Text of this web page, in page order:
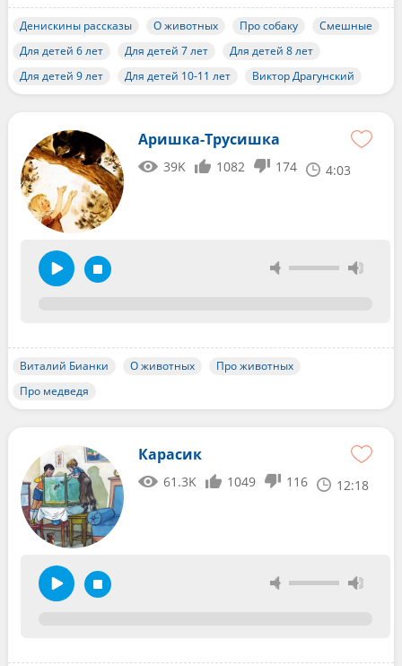
Денискины рассказы О животных Про собаку
Смешные
Для детей 6 лет
Для детей 7 лет
Для детей 8 лет
Для детей 9 лет
Для детей 10-11 лет Виктор Драгунский
Аришка-Трусишка
39K 1082 174 4:03
Виталий Бианки О животных
Про животных
Про медведя
Карасик
61.3K 1049 116 12:18